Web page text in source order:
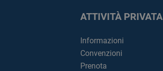
ATTIVITÀ PRIVATA
Informazioni
Convenzioni
Prenota